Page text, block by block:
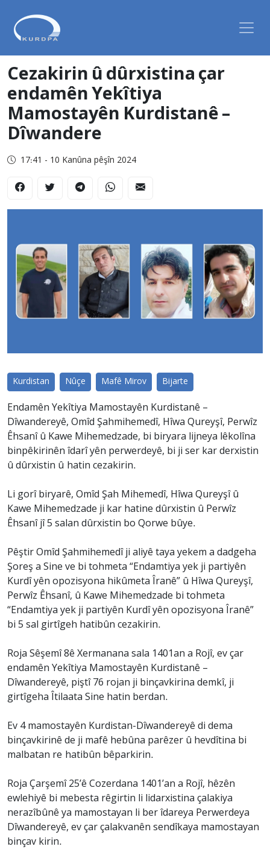
Cezakirin û dûrxistina çar
endamên Yekîtiya
Mamostayên Kurdistanê –
Dîwandere
17:41 - 10 Kanûna pêşîn 2024
Kurdistan Nûçe Mafê Mirov Bijarte
Endamên Yekîtiya Mamostayên Kurdistanê –
Dîwandereyê, Omîd Şahmihemedî, Hîwa Qureyşî, Perwîz
Êhsanî û Kawe Mihemedzade, bi biryara lijneya lêkolîna
binpêkirinên îdarî yên perwerdeyê, bi ji ser kar derxistin
û dûrxistin û hatin cezakirin.
Li gorî biryarê, Omîd Şah Mihemedî, Hîwa Qureyşî û
Kawe Mihemedzade ji kar hatine dûrxistin û Perwîz
Êhsanî jî 5 salan dûrxistin bo Qorwe bûye.
Pêştir Omîd Şahmihemedî ji aliyê taya yekem a dadgeha
Şoreş a Sine ve bi tohmeta “Endamtiya yek ji partiyên
Kurdî yên opozisyona hikûmeta Îranê” û Hîwa Qureyşî,
Perwîz Êhsanî, û Kawe Mihemedzade bi tohmeta
“Endamtiya yek ji partiyên Kurdî yên opozisyona Îranê”
bi 5 sal girtîgeh hatibûn cezakirin.
Roja Sêşemî 8ê Xermanana sala 1401an a Rojî, ev çar
endamên Yekîtiya Mamostayên Kurdistanê –
Dîwandereyê, piştî 76 rojan ji binçavkirina demkî, ji
girtîgeha Îtilaata Sine hatin berdan.
Ev 4 mamostayên Kurdistan-Dîwandereyê di dema
binçavkirinê de ji mafê hebûna parêzer û hevdîtina bi
malbatan re hatibûn bêparkirin.
Roja Çarşemî 25’ê Cozerdana 1401’an a Rojî, hêzên
ewlehiyê bi mebesta rêgirtin li lidarxistina çalakiya
nerazîbûnê ya mamostayan li ber îdareya Perwerdeya
Dîwandereyê, ev çar çalakvanên sendîkaya mamostayan
binçav kirin.